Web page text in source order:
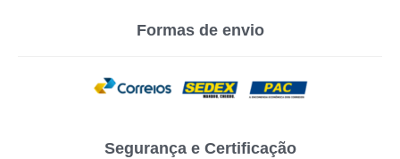
Formas de envio
Segurança e Certificação